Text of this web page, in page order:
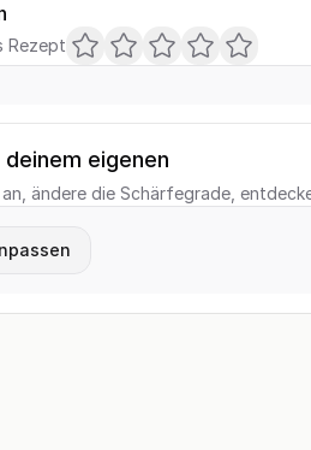
Rezept
eigenen
ändere die Schärfegrade,